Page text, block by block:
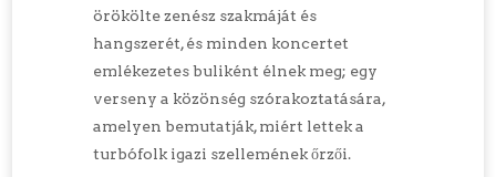
örökölte zenész szakmáját és
hangszerét, és minden koncertet
emlékezetes buliként élnek meg; egy
verseny a közönség szórakoztatására,
amelyen bemutatják, miért lettek a
turbófolk igazi szellemének őrzői.